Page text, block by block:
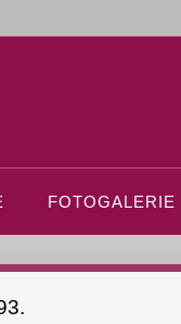
FOTOGALERIE